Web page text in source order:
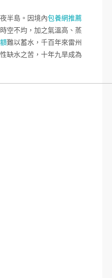
半島。因境內包養網推薦
空不均，加之氣溫高、蒸
難以蓄水，千百年來雷州
缺水之苦，十年九旱成為